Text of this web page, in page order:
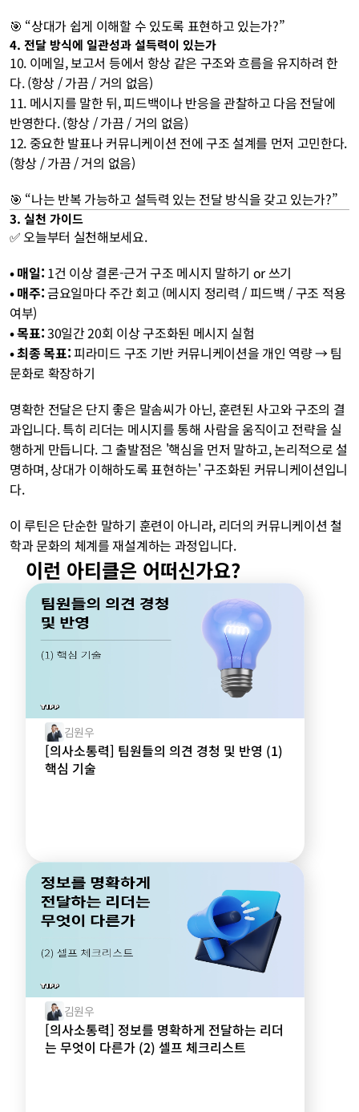
🎯 “상대가 쉽게 이해할 수 있도록 표현하고 있는가?”
4. 전달 방식에 일관성과 설득력이 있는가
10. 이메일, 보고서 등에서 항상 같은 구조와 흐름을 유지하려 한
다. (항상 / 가끔 / 거의 없음)
11. 메시지를 말한 뒤, 피드백이나 반응을 관찰하고 다음 전달에
반영한다. (항상 / 가끔 / 거의 없음)
12. 중요한 발표나 커뮤니케이션 전에 구조 설계를 먼저 고민한다.
(항상 / 가끔 / 거의 없음)
🎯 “나는 반복 가능하고 설득력 있는 전달 방식을 갖고 있는가?”
3. 실천 가이드
✅ 오늘부터 실천해보세요.
• 매일: 1건 이상 결론-근거 구조 메시지 말하기 or 쓰기
• 매주: 금요일마다 주간 회고 (메시지 정리력 / 피드백 / 구조 적용
여부)
• 목표: 30일간 20회 이상 구조화된 메시지 실험
• 최종 목표: 피라미드 구조 기반 커뮤니케이션을 개인 역량 → 팀
문화로 확장하기
명확한 전달은 단지 좋은 말솜씨가 아닌, 훈련된 사고와 구조의 결
과입니다. 특히 리더는 메시지를 통해 사람을 움직이고 전략을 실
행하게 만듭니다. 그 출발점은 '핵심을 먼저 말하고, 논리적으로 설
명하며, 상대가 이해하도록 표현하는' 구조화된 커뮤니케이션입니
다.
이 루틴은 단순한 말하기 훈련이 아니라, 리더의 커뮤니케이션 철
학과 문화의 체계를 재설계하는 과정입니다.
이런 아티클은 어떠신가요?
김원우
[의사소통력] 팀원들의 의견 경청 및 반영 (1)
핵심 기술
김원우
[의사소통력] 정보를 명확하게 전달하는 리더
는 무엇이 다른가 (2) 셀프 체크리스트